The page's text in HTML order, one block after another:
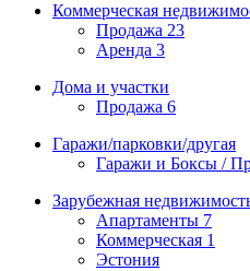
Коммерческая
Продажа 23
Аренда 3
Дома и участки
Продажа 6
Гаражи/парковки/другая
Гаражи и Боксы /
Зарубежная
Апартаменты 7
Коммерческая 1
Эстония